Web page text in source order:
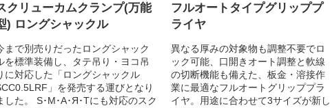
クリューカムクランプ(万能
) ロングシャックル
まで別売りだったロングシャック
を標準装備し、タテ吊り・ヨコ吊
に対応した「ロングシャックル
」を発売する運びとなり
した。 S･M･A･Я･Tにも対応のスク
フルオートタイプグリッププ
ライヤ
異なる厚みの対象物も調整不要でロ
ック可能、口開きオート調整と軟線
の切断機能も備えた、板金・溶接作
業に最適なフルオートグリッププラ
イヤ。用途に合わせて3サイズが新し